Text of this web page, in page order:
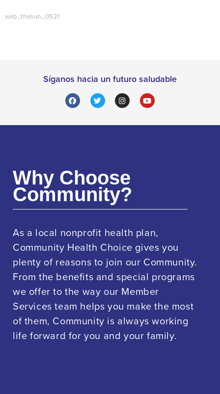
web_thesun_0521
Síganos hacia un futuro saludable
Why Choose
Community?
As a local nonprofit health plan,
Community Health Choice gives you
plenty of reasons to join our Community.
From the benefits and special programs
we offer to the way our Member
Services team helps you make the most
of them, Community is always working
life forward for you and your family.